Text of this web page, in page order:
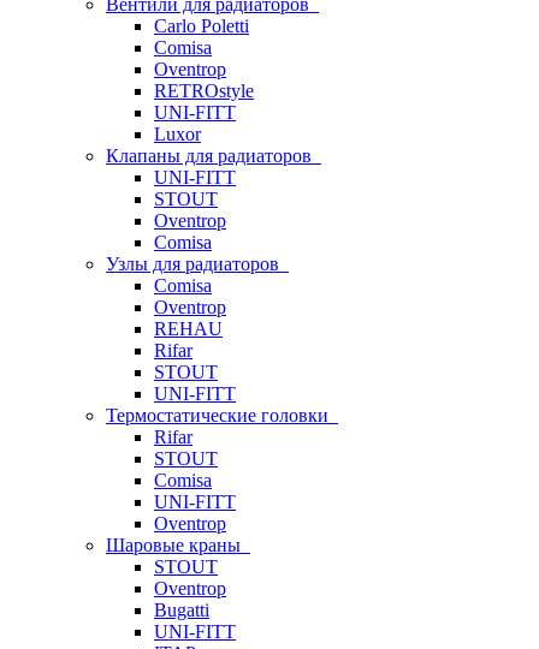
Вентили для радиаторов
Carlo Poletti
Comisa
Oventrop
RETROstyle
UNI-FITT
Luxor
Клапаны для радиаторов
UNI-FITT
STOUT
Oventrop
Comisa
Узлы для радиаторов
Comisa
Oventrop
REHAU
Rifar
STOUT
UNI-FITT
Термостатические головки
Rifar
STOUT
Comisa
UNI-FITT
Oventrop
Шаровые краны
STOUT
Oventrop
Bugatti
UNI-FITT